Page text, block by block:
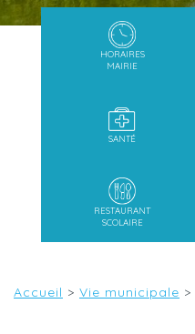
HORAIRES
MAIRIE
SANTÉ
RESTAURANT
SCOLAIRE
Accueil > Vie municipale >